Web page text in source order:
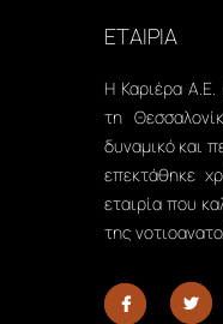
ΕΤΑΙΡΙΑ
Η Καριέρα
τη
δυναμικό και
επεκτάθηκε
εταιρία που
της